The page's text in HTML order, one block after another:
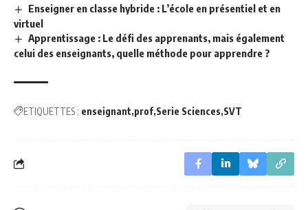
Enseigner en classe hybride : L’école en présentiel et en
virtuel
Apprentissage : Le défi des apprenants, mais également
celui des enseignants, quelle méthode pour apprendre ?
ETIQUETTES : enseignant prof Serie Sciences SVT